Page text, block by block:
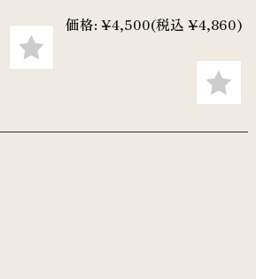
価格: ¥4,500(税込 ¥4,860)